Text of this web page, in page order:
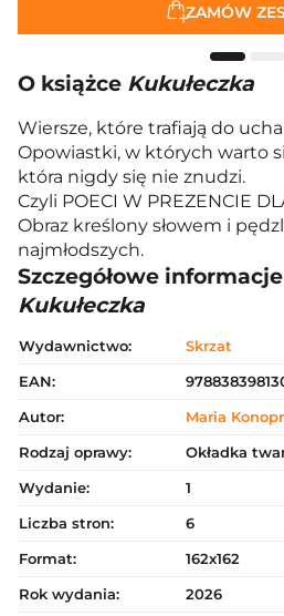
ZAMÓW
O książce Kukułeczka
Wiersze, które trafiają do
Opowiastki, w których warto
która nigdy się nie znudzi.
Czyli POECI W PREZENCIE
Obraz kreślony słowem i
najmłodszych.
Szczegółowe
Kukułeczka
Wydawnictwo:
Skrzat
EAN:
Autor:
Maria
Rodzaj oprawy:
Okładka
Wydanie:
1
Liczba stron:
6
Format:
162x162
Rok wydania:
2026